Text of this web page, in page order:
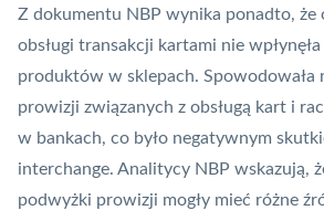
Z dokumentu NBP wynika ponadto, że
obsługi transakcji kartami nie
produktów w sklepach. Spowodowała
prowizji związanych z obsługą kart i
w bankach, co było negatywnym
interchange. Analitycy NBP wskazują,
podwyżki prowizji mogły mieć różne